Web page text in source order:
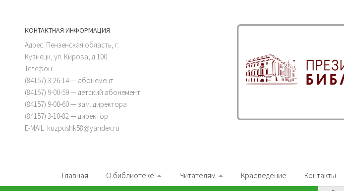
КОНТАКТНАЯ ИНФОРМАЦИЯ
Адрес: Пензенская область, г.
Кузнецк, ул. Кирова, д.100
Телефон:
(84157) 3-26-14 — абонемент
(84157) 9-00-59 — детский абонемент
(84157) 9-00-60 — зам. директора
(84157) 3-10-82 — директор
E-MAIL: kuzpushk58@yandex.ru
Главная О библиотеке Читателям Краеведение Контакты